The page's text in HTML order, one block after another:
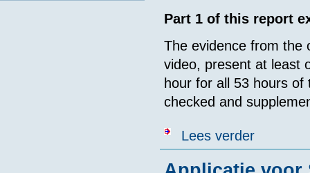
Part 1 of this report
The evidence from the
video, present at least
hour for all 53 hours of
checked and
Lees verderover The